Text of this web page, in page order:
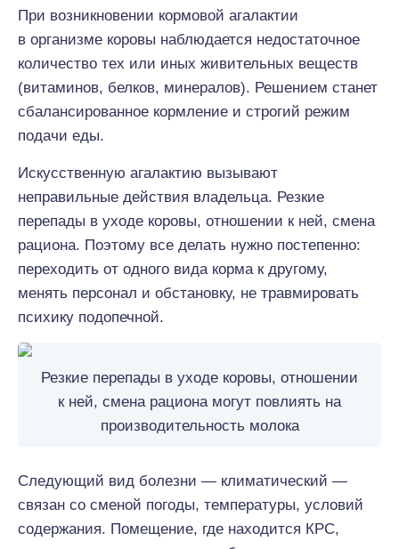
При возникновении кормовой агалактии
в организме коровы наблюдается недостаточное
количество тех или иных живительных веществ
(витаминов, белков, минералов). Решением станет
сбалансированное кормление и строгий режим
подачи еды.
Искусственную агалактию вызывают
неправильные действия владельца. Резкие
перепады в уходе коровы, отношении к ней, смена
рациона. Поэтому все делать нужно постепенно:
переходить от одного вида корма к другому,
менять персонал и обстановку, не травмировать
психику подопечной.
Резкие перепады в уходе коровы, отношении
к ней, смена рациона могут повлиять на
производительность молока
Следующий вид болезни — климатический —
связан со сменой погоды, температуры, условий
содержания. Помещение, где находится КРС,